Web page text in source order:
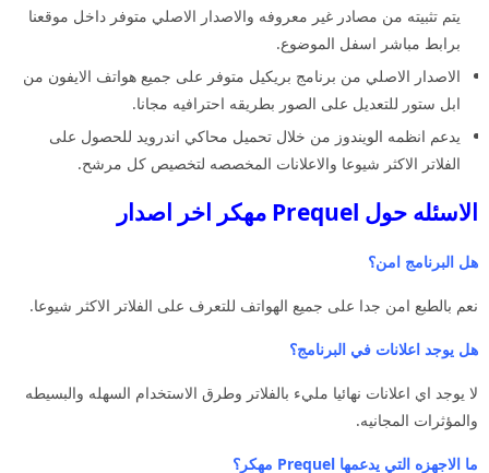
يتم تثبيته من مصادر غير معروفه والاصدار الاصلي متوفر داخل موقعنا
برابط مباشر اسفل الموضوع.
الاصدار الاصلي من برنامج بريكيل متوفر على جميع هواتف الايفون من
ابل ستور للتعديل على الصور بطريقه احترافيه مجانا.
يدعم انظمه الويندوز من خلال تحميل محاكي اندرويد للحصول على
الفلاتر الاكثر شيوعا والاعلانات المخصصه لتخصيص كل مرشح.
الاسئله حول Prequel مهكر اخر اصدار
هل البرنامج امن؟
نعم بالطبع امن جدا على جميع الهواتف للتعرف على الفلاتر الاكثر شيوعا.
هل يوجد اعلانات في البرنامج؟
لا يوجد اي اعلانات نهائيا مليء بالفلاتر وطرق الاستخدام السهله والبسيطه
والمؤثرات المجانيه.
ما الاجهزه التي يدعمها Prequel مهكر؟